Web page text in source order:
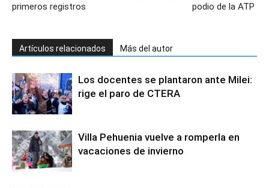
primeros registros
podio de la ATP
Artículos relacionados Más del autor
Los docentes se plantaron ante Milei:
rige el paro de CTERA
Villa Pehuenia vuelve a romperla en
vacaciones de invierno